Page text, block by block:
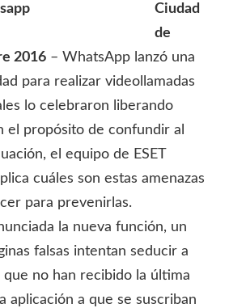
Ciudad
de
2016– WhatsApp lanzó una
para realizar videollamadas
lo celebraron liberando
el propósito de confundir al
el equipo de ESET
cuáles son estas amenazas
para prevenirlas.
la nueva función, un
falsas intentan seducir a
que no han recibido la última
aplicación a que se suscriban